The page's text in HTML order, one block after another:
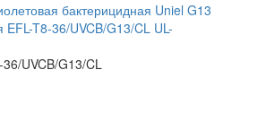
бактерицидная Uniel G13
EFL-T8-36/UVCB/G13/CL UL-
UVCB/G13/CL